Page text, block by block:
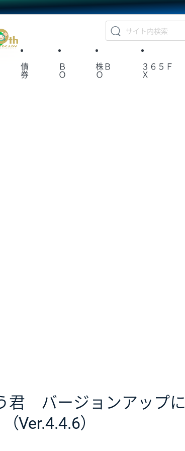
X
債
券
Ｂ
Ｏ
株Ｂ
Ｏ
３６５Ｆ
Ｘ
君 バージョンアップ
（Ver.4.4.6）